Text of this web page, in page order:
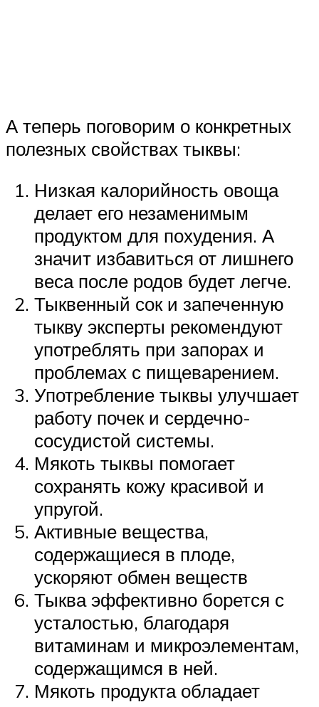
А теперь поговорим о конкретных
полезных свойствах тыквы:
Низкая калорийность овоща
делает его незаменимым
продуктом для похудения. А
значит избавиться от лишнего
веса после родов будет легче.
Тыквенный сок и запеченную
тыкву эксперты рекомендуют
употреблять при запорах и
проблемах с пищеварением.
Употребление тыквы улучшает
работу почек и сердечно-
сосудистой системы.
Мякоть тыквы помогает
сохранять кожу красивой и
упругой.
Активные вещества,
содержащиеся в плоде,
ускоряют обмен веществ
Тыква эффективно борется с
усталостью, благодаря
витаминам и микроэлементам,
содержащимся в ней.
Мякоть продукта обладает